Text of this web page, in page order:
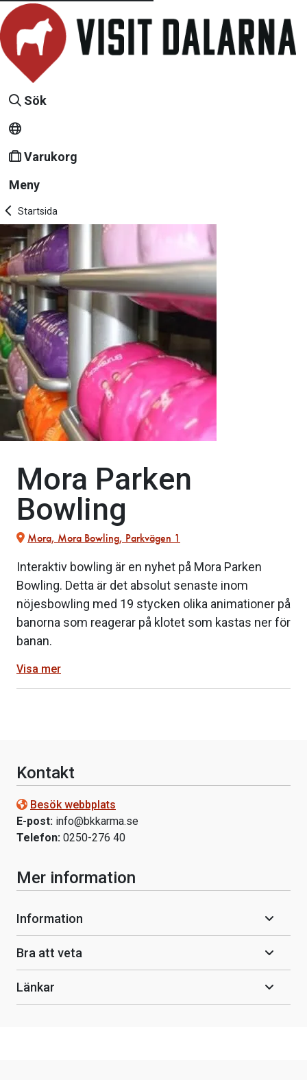
Sök
Varukorg
Meny
Startsida
Mora Parken
Bowling
Mora, Mora Bowling, Parkvägen 1
Interaktiv bowling är en nyhet på Mora Parken
Bowling. Detta är det absolut senaste inom
nöjesbowling med 19 stycken olika animationer på
banorna som reagerar på klotet som kastas ner för
banan.
Visa mer
Kontakt
Besök webbplats
E-post: info@bkkarma.se
Telefon: 0250-276 40
Mer information
Information
Bra att veta
Länkar